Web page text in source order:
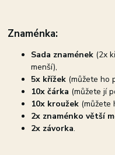
Znaménka:
Sada znamének (2x
menší),
5x křížek (můžete ho
10x čárka (můžete jí
10x kroužek (můžete
2x znaménko větší
2x závorka.